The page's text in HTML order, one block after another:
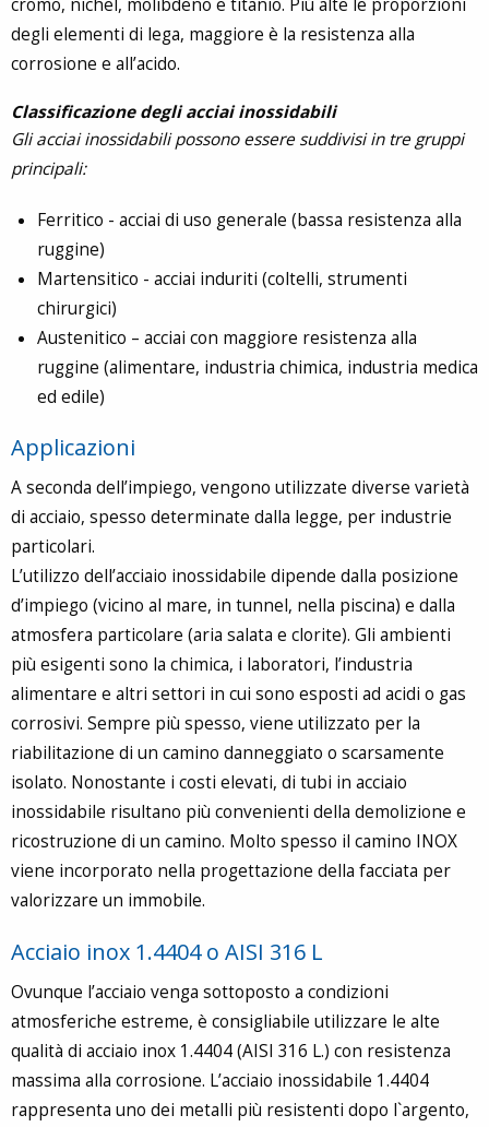
cromo, nichel, molibdeno e titanio. Piú alte le proporzioni
degli elementi di lega, maggiore è la resistenza alla
corrosione e all’acido.
Classificazione degli acciai inossidabili
Gli acciai inossidabili possono essere suddivisi in tre gruppi
principali:
Ferritico - acciai di uso generale (bassa resistenza alla
ruggine)
Martensitico - acciai induriti (coltelli, strumenti
chirurgici)
Austenitico – acciai con maggiore resistenza alla
ruggine (alimentare, industria chimica, industria medica
ed edile)
Applicazioni
A seconda dell’impiego, vengono utilizzate diverse varietà
di acciaio, spesso determinate dalla legge, per industrie
particolari.
L’utilizzo dell’acciaio inossidabile dipende dalla posizione
d’impiego (vicino al mare, in tunnel, nella piscina) e dalla
atmosfera particolare (aria salata e clorite). Gli ambienti
più esigenti sono la chimica, i laboratori, l’industria
alimentare e altri settori in cui sono esposti ad acidi o gas
corrosivi. Sempre più spesso, viene utilizzato per la
riabilitazione di un camino danneggiato o scarsamente
isolato. Nonostante i costi elevati, di tubi in acciaio
inossidabile risultano più convenienti della demolizione e
ricostruzione di un camino. Molto spesso il camino INOX
viene incorporato nella progettazione della facciata per
valorizzare un immobile.
Acciaio inox 1.4404 o AISI 316 L
Ovunque l’acciaio venga sottoposto a condizioni
atmosferiche estreme, è consigliabile utilizzare le alte
qualità di acciaio inox 1.4404 (AISI 316 L.) con resistenza
massima alla corrosione. L’acciaio inossidabile 1.4404
rappresenta uno dei metalli più resistenti dopo l`argento,